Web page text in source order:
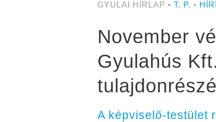
GYULAI HÍRLAP • T. P. •
November
Gyulahús
A képviselő-testület